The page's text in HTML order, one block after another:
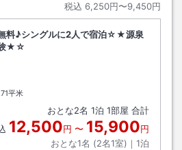
税込 6,250円〜9,450円
料♪シングルに2人で宿泊☆★源泉
験★☆
ト
平米
おとな2名 1泊 1部屋 合計
12,500円 〜 15,900円
おとな1名 (2名1室)｜ 1泊